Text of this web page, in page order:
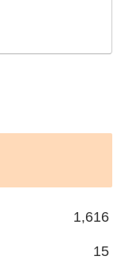
1,616
15